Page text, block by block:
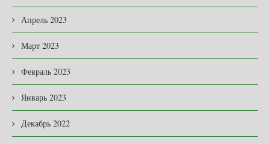
Апрель 2023
Март 2023
Февраль 2023
Январь 2023
Декабрь 2022